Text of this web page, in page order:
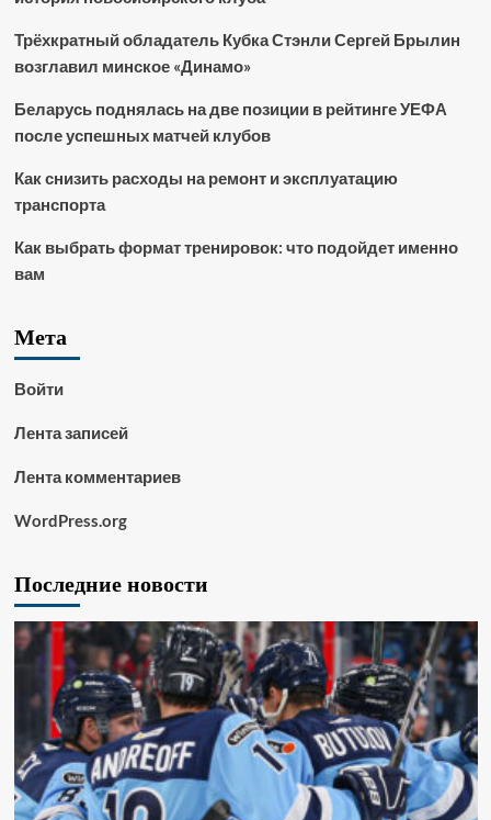
Трёхкратный обладатель Кубка Стэнли Сергей Брылин
возглавил минское «Динамо»
Беларусь поднялась на две позиции в рейтинге УЕФА
после успешных матчей клубов
Как снизить расходы на ремонт и эксплуатацию
транспорта
Как выбрать формат тренировок: что подойдет именно
вам
Мета
Войти
Лента записей
Лента комментариев
WordPress.org
Последние новости